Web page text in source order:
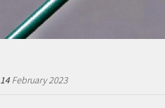
14February 2023